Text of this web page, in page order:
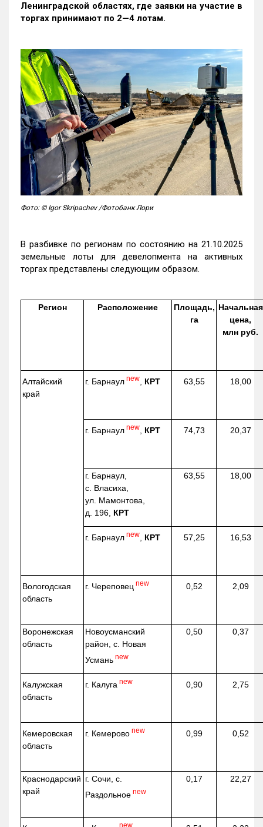
Ленинградской областях, где заявки на участие в
торгах принимают по 2—4 лотам.
Фото: © Igor Skripachev /Фотобанк Лори
В разбивке по регионам по состоянию на 21.10.2025
земельные лоты для девелопмента на активных
торгах представлены следующим образом.
Регион Расположение
Площадь,
га
Начальная
цена,
млн руб.
Алтайский
край
г. Барнаул new КРТ 63,55 18,00
г. Барнаул new КРТ 74,73 20,37
г. Барнаул,
с. Власиха,
ул. Мамонтова,
д. 196, КРТ
63,55 18,00
г. Барнаул new КРТ 57,25 16,53
Вологодская
область
г. Череповец new 0,52 2,09
Воронежская
область
Новоусманский
район, с. Новая
Усмань new
0,50 0,37
Калужская
область
г. Калуга new 0,90 2,75
Кемеровская
область
г. Кемерово new 0,99 0,52
Краснодарский
край
г. Сочи, с.
Раздольное new
0,17 22,27
new